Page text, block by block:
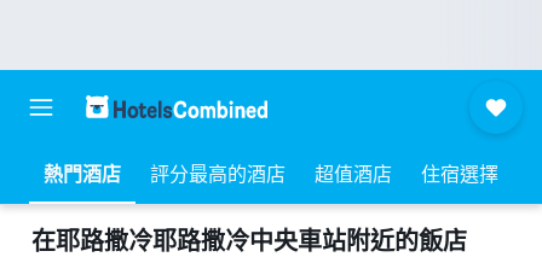
熱門酒店 評分最高的酒店 超值酒店 住宿選擇
​在耶路撒冷耶路撒冷中央車站附近​的飯店